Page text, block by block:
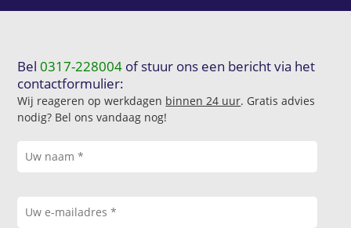
Bel0317-228004 of stuur ons een bericht via het
contactformulier:
Wij reageren op werkdagen binnen 24 uur. Gratis advies
nodig? Bel ons vandaag nog!